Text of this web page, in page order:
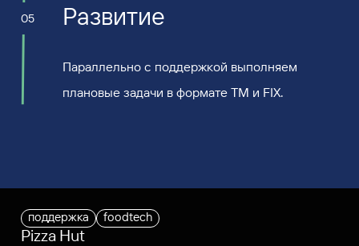
05 Развитие
Параллельно с поддержкой выполняем
плановые задачи в формате TM и FIX.
поддержка foodtech
Pizza Hut